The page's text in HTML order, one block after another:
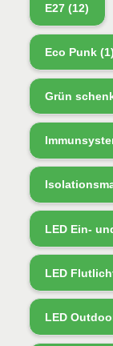
E27 (12)
Eco Punk (1)
Grün
LED Ein-
LED
LED